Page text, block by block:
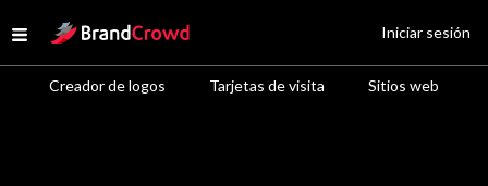
Open menu
Site Logo
Creador de logos Tarjetas de visita Sitios web
Iniciar sesión